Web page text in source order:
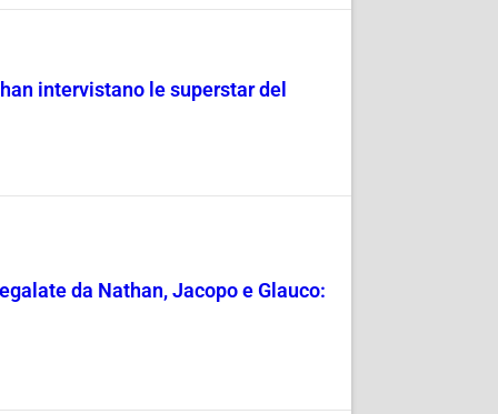
intervistano le superstar del
da Nathan, Jacopo e Glauco: